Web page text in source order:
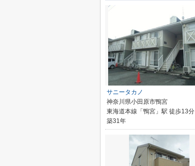
サニータカノ
神奈川県小田原市鴨宮
東海道本線「鴨宮」駅 徒歩13分
築31年